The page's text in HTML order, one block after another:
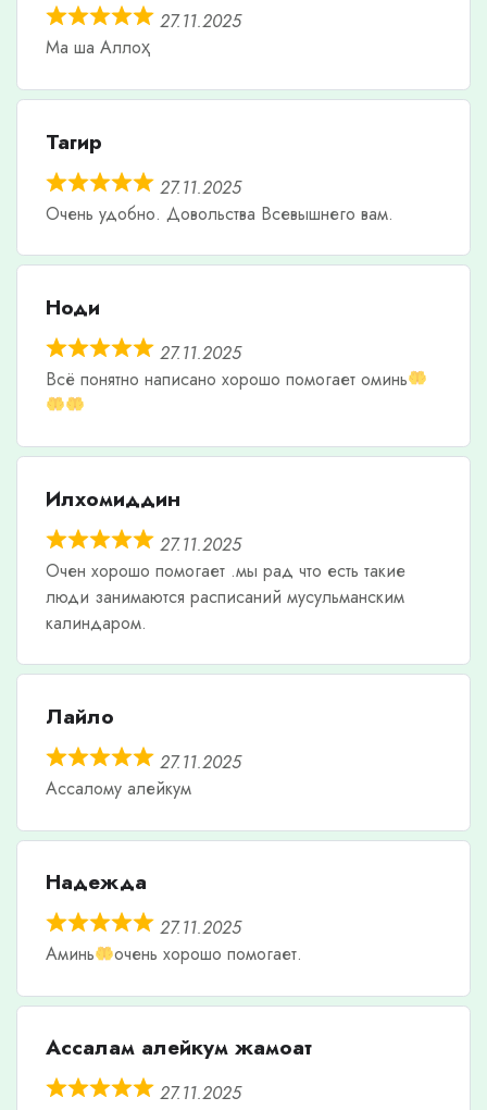
27.11.2025
Ма ша Аллоҳ
Тагир
27.11.2025
Очень удобно. Довольства Всевышнего вам.
Ноди
27.11.2025
Всë понятно написано хорошо помогает оминь
Илхомиддин
27.11.2025
Очен хорошо помогает .мы рад что есть такие
люди занимаются расписаний мусульманским
калиндаром.
Лайло
27.11.2025
Ассалому алейкум
Надежда
27.11.2025
Аминь
очень хорошо помогает.
Ассалам алейкум жамоат
27.11.2025